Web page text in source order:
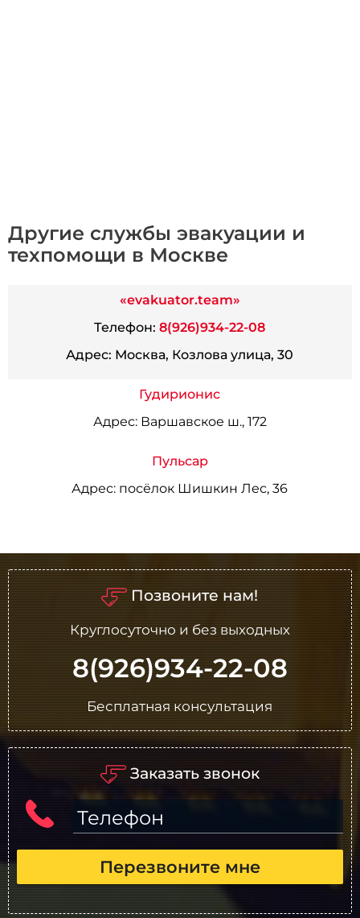
Другие службы эвакуации и
техпомощи в Москве
«evakuator.team»
Телефон: 8(926)934-22-08
Адрес: Москва, Козлова улица, 30
Гудирионис
Адрес:Варшавское ш., 172
Пульсар
Адрес: посёлок Шишкин Лес, 36
Позвоните нам!
Круглосуточно и без выходных
8(926)934-22-08
Бесплатная консультация
Заказать звонок
Телефон
Перезвоните мне